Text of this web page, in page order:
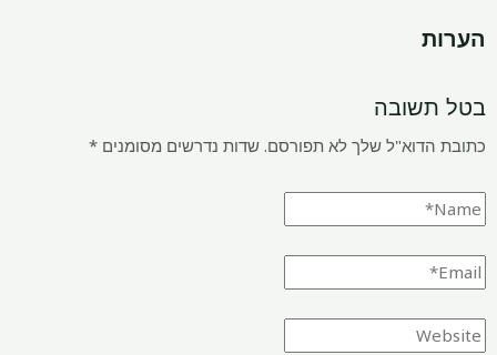
הערות
בטל תשובה
כתובת הדוא"ל שלך לא תפורסם. שדות נדרשים מסומנים *